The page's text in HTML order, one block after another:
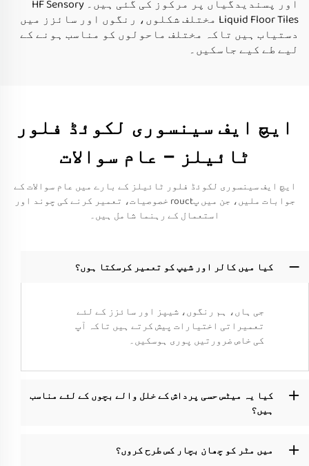
اور پسندیدگیاں پر مرکوز کی گئی ہیں۔ HF Sensory
Liquid Floor Tiles مختلف شکلوں، رنگوں اور سائزز میں
دستیاب ہیں تاکہ مختلف ماحولوں کو مناسب ہونے کے
لیے طے کیے جاسکیں۔
ایچ ایف سینسوری لکوئڈ فلور
ٹائیلز – عام سوالات
ایچ ایف سینسوری لکوئڈ فلور ٹائیلز کے بارے میں عام سوالات کے
جوابات ملیں، جن میں پrouct خصوصیات، تعمیر کرنے کی چوند اور
استعمال کے رہنما شامل ہیں۔
کیا میں کالر اور شیپ کو تعمیر کرسکتا ہوں؟
جی ہاں، ہم رنگوں، شیپز اور سائزز کے لئے
تعمیراتی اختیارات پیش کرتے ہیں تاکہ آپ
کی خاص ضرورتیں پوری ہوسکیں۔
کیا یہ میٹس حسی پرداش کے خلل والے بچوں کے لئے مناسب
ہیں؟
میں مٹر کو چھان بچار کس طرح کروں؟